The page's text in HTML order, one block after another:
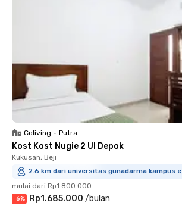
Coliving • Putra
Kost Kost Nugie 2 UI Depok
Kukusan, Beji
2.6 km dari universitas gunadarma kampus e
mulai dari Rp1.800.000
-6% Rp1.685.000 /bulan